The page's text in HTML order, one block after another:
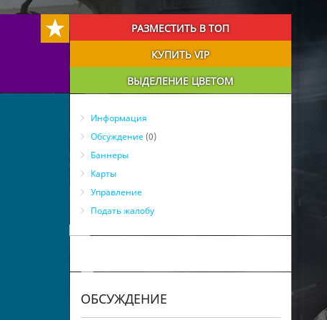
РАЗМЕСТИТЬ В ТОП
КУПИТЬ VIP
ВЫДЕЛЕНИЕ ЦВЕТОМ
Информация
Обсуждение(0)
Баннеры
Карты
Управление
Подать жалобу
ОБСУЖДЕНИЕ